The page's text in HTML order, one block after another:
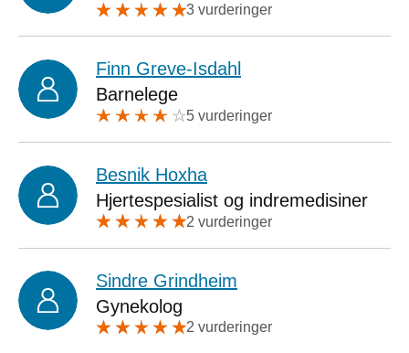
3 vurderinger
Finn Greve-Isdahl
Barnelege
5 vurderinger
Besnik Hoxha
Hjertespesialist og indremedisiner
2 vurderinger
Sindre Grindheim
Gynekolog
2 vurderinger